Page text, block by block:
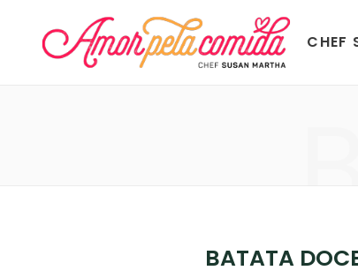
CHEF
BATATA